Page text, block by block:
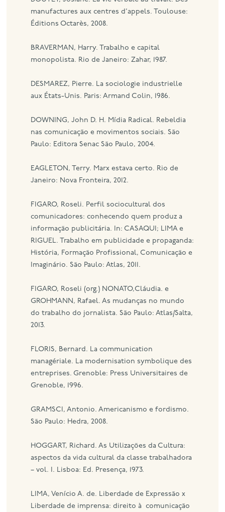
manufactures aux centres d’appels. Toulouse:
Éditions Octarès, 2008.
BRAVERMAN, Harry. Trabalho e capital
monopolista. Rio de Janeiro: Zahar, 1987.
DESMAREZ, Pierre. La sociologie industrielle
aux États-Unis. Paris: Armand Colin, 1986.
DOWNING, John D. H. Mídia Radical. Rebeldia
nas comunicação e movimentos sociais. São
Paulo: Editora Senac São Paulo, 2004.
EAGLETON, Terry. Marx estava certo. Rio de
Janeiro: Nova Fronteira, 2012.
FIGARO, Roseli. Perfil sociocultural dos
comunicadores: conhecendo quem produz a
informação publicitária. In: CASAQUI; LIMA e
RIGUEL. Trabalho em publicidade e propaganda:
História, Formação Profissional, Comunicação e
Imaginário. São Paulo: Atlas, 2011.
FIGARO, Roseli (org.) NONATO,Cláudia. e
GROHMANN, Rafael. As mudanças no mundo
do trabalho do jornalista. São Paulo: Atlas/Salta,
2013.
FLORIS, Bernard. La communication
managériale. La modernisation symbolique des
entreprises. Grenoble: Press Universitaires de
Grenoble, 1996.
GRAMSCI, Antonio. Americanismo e fordismo.
São Paulo: Hedra, 2008.
HOGGART, Richard. As Utilizações da Cultura:
aspectos da vida cultural da classe trabalhadora
– vol. I. Lisboa: Ed. Presença, 1973.
LIMA, Venício A. de. Liberdade de Expressão x
Liberdade de imprensa: direito à comunicação